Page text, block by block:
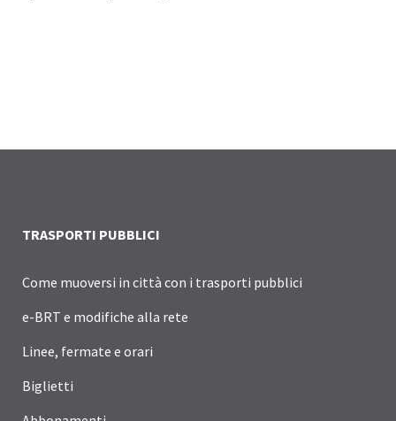
TRASPORTI PUBBLICI
Come muoversi in città con i trasporti pubblici
e-BRT e modifiche alla rete
Linee, fermate e orari
Biglietti